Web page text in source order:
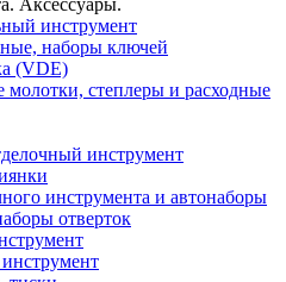
Аксессуары.
инструмент
наборы ключей
(VDE)
молотки, степлеры и расходные
инструмент
инструмента и автонаборы
отверток